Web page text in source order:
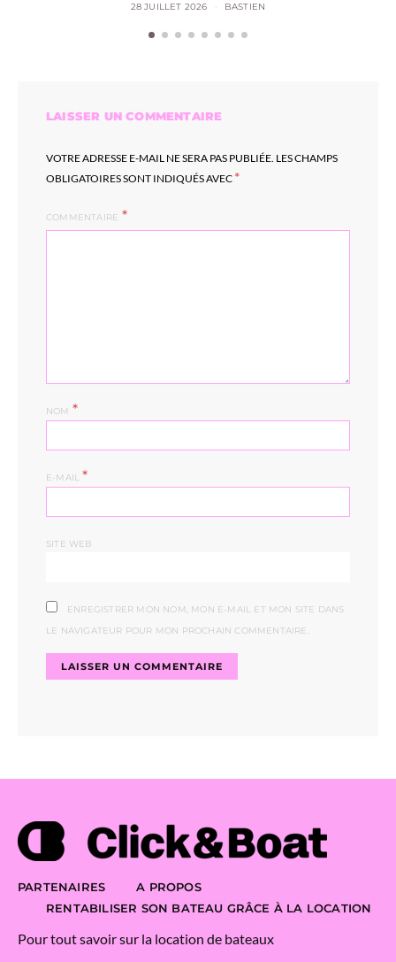
28 JUILLET 2026 BASTIEN
LAISSER UN COMMENTAIRE
VOTRE ADRESSE E-MAIL NE SERA PAS PUBLIÉE. LES CHAMPS
OBLIGATOIRES SONT INDIQUÉS AVEC *
COMMENTAIRE
NOM *
E-MAIL*
SITE WEB
ENREGISTRER MON NOM, MON E-MAIL ET MON SITE DANS
LE NAVIGATEUR POUR MON PROCHAIN COMMENTAIRE.
PARTENAIRES
A PROPOS
RENTABILISER SON BATEAU GRÂCE À LA LOCATION
Pour tout savoir sur la location de bateaux